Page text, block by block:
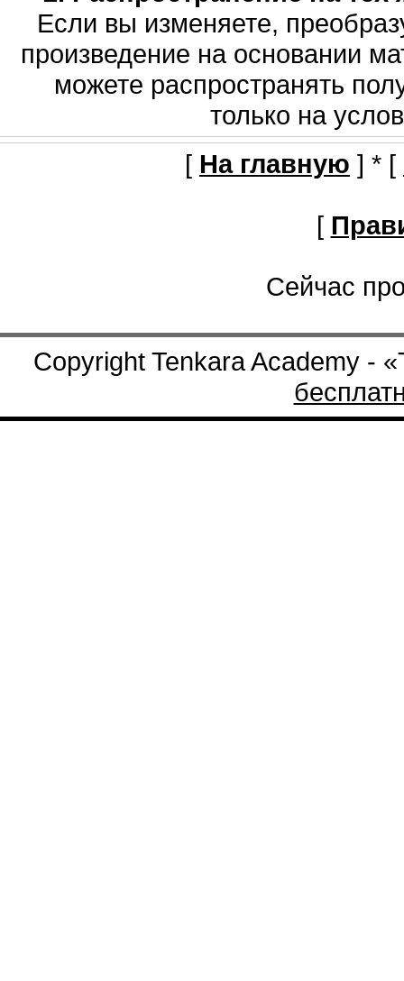
Если вы изменяете,
произведение на основании
можете распространять
только на
[ На главную ] * [
[
Сейчас
Copyright Tenkara Academy -